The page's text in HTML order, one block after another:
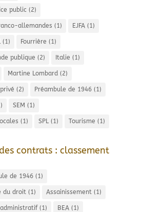
public(2)
allemandes (1) EJFA(1)
(1) Fourrière (1)
publique (2) Italie (1)
Martine Lombard(2)
(2) Préambule de 1946(1)
SEM (1)
(1) SPL(1) Tourisme (1)
contrats : classement
de 1946(1)
du droit(1) Assainissement(1)
(1) BEA(1)